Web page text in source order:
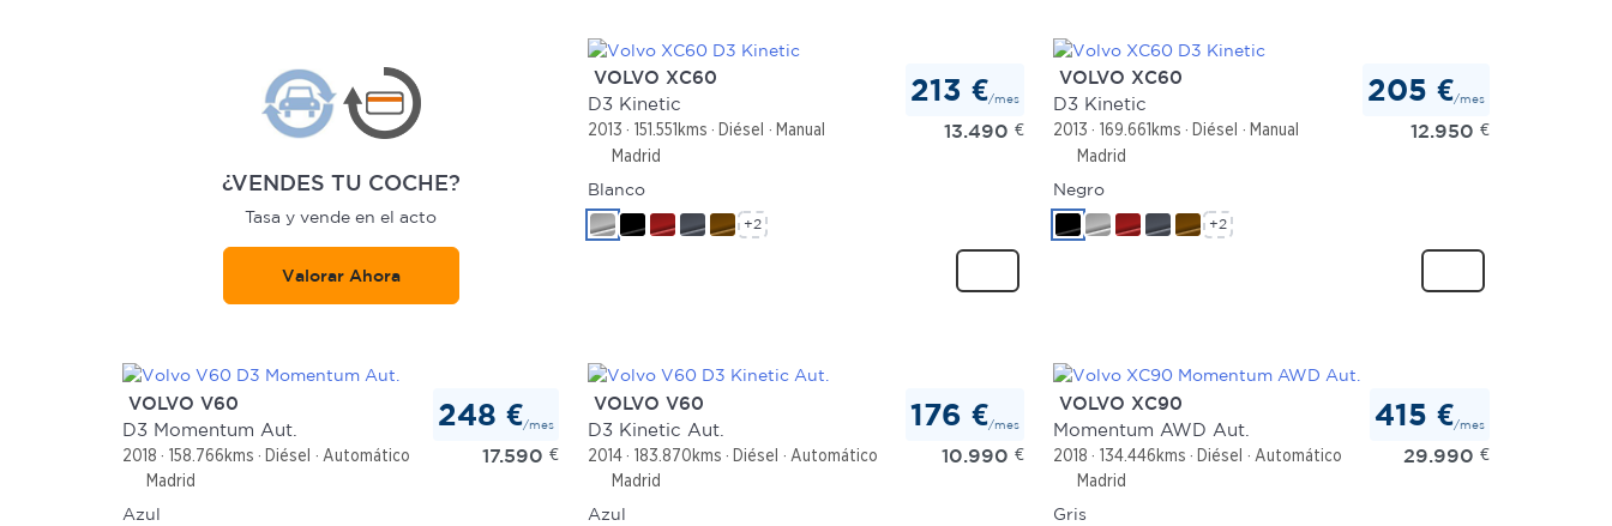
¿VENDES TU COCHE?
Tasa y vende en el acto
Valorar Ahora
VOLVO XC60
D3 Kinetic
2013 151.551kms Diésel
Manual
Madrid
213 €/mes
13.490 €
Blanco
+2
VOLVO XC60
D3 Kinetic
2013 169.661kms Diésel
Manual
Madrid
205 €/mes
12.950 €
Negro
+2
VOLVO V60
D3 Momentum Aut.
2018 158.766kms Diésel
Automático
Madrid
248 €/mes
17.590 €
Azul
VOLVO V60
D3 Kinetic Aut.
2014 183.870kms Diésel
Automático
Madrid
176 €/mes
10.990 €
Azul
VOLVO XC90
Momentum AWD Aut.
2018 134.446kms Diésel
Automático
Madrid
415 €/mes
29.990 €
Gris